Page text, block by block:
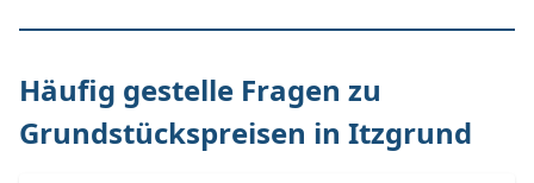
Häufig gestelle Fragen zu
Grundstückspreisen in Itzgrund